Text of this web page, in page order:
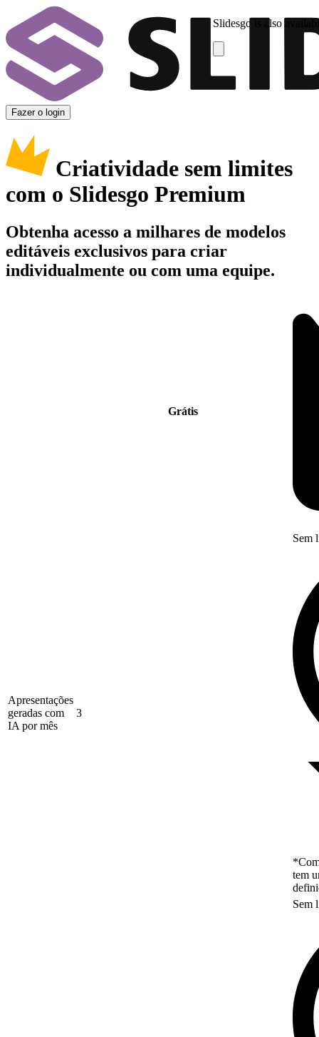
Slidesgo is also
Fazer o login
Criatividade sem limites
com o Slidesgo Premium
Obtenha acesso a milhares de modelos
editáveis exclusivos para criar
individualmente ou com uma equipe.
Grátis
Apresentações
geradas com
IA por mês
3
Sem
tem
Sem